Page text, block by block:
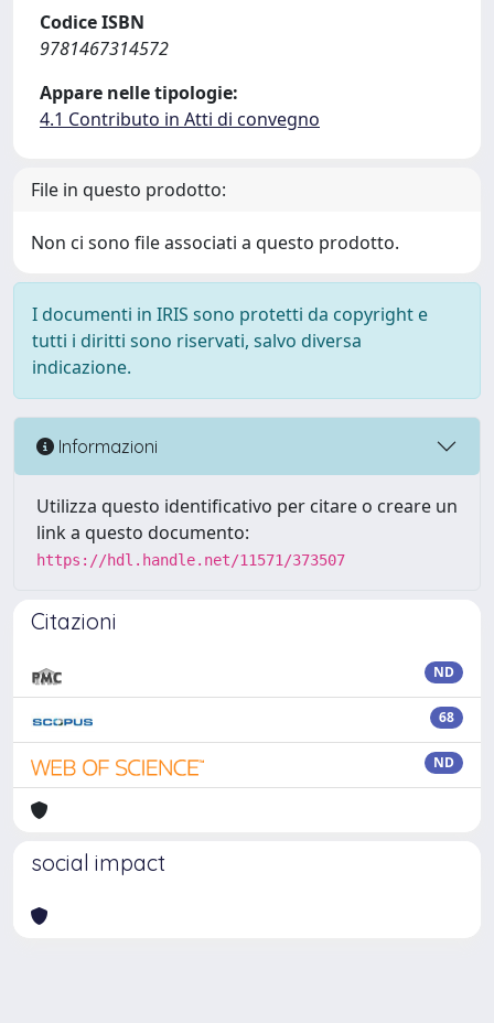
Codice ISBN
9781467314572
Appare nelle tipologie:
4.1 Contributo in Atti di convegno
File in questo prodotto:
Non ci sono file associati a questo prodotto.
I documenti in IRIS sono protetti da copyright e
tutti i diritti sono riservati, salvo diversa
indicazione.
Informazioni
Utilizza questo identificativo per citare o creare un
link a questo documento:
https://hdl.handle.net/11571/373507
Citazioni
ND
68
ND
social impact